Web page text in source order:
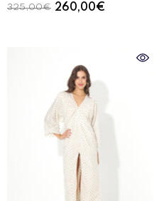
325,00€ 260,00€